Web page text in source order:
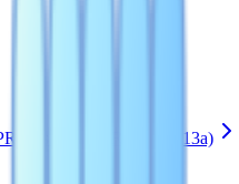
Cas13a Kit (RPA+Cas13a)